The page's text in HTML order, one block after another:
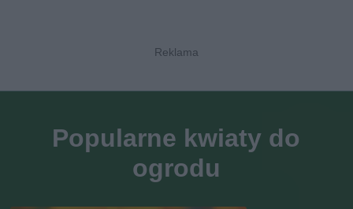
Popularne kwiaty do
ogrodu